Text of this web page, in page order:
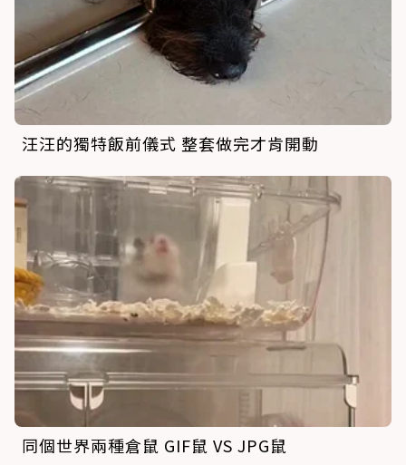
汪汪的獨特飯前儀式 整套做完才肯開動
同個世界兩種倉鼠 GIF鼠 VS JPG鼠